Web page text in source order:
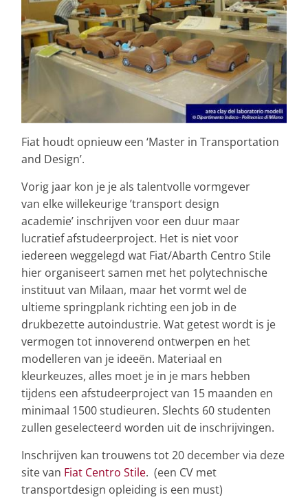
Fiat houdt opnieuw een ‘Master in Transportation
and Design’.
Vorig jaar kon je je als talentvolle vormgever
van elke willekeurige ’transport design
academie’ inschrijven voor een duur maar
lucratief afstudeerproject. Het is niet voor
iedereen weggelegd wat Fiat/Abarth Centro Stile
hier organiseert samen met het polytechnische
instituut van Milaan, maar het vormt wel de
ultieme springplank richting een job in de
drukbezette autoindustrie. Wat getest wordt is je
vermogen tot innoverend ontwerpen en het
modelleren van je ideeën. Materiaal en
kleurkeuzes, alles moet je in je mars hebben
tijdens een afstudeerproject van 15 maanden en
minimaal 1500 studieuren. Slechts 60 studenten
zullen geselecteerd worden uit de inschrijvingen.
Inschrijven kan trouwens tot 20 december via deze
site van Fiat Centro Stile. (een CV met
transportdesign opleiding is een must)